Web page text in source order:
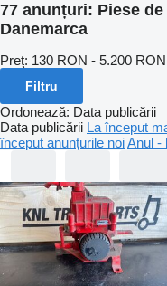
77 anunțuri: Piese
Danemarca
Preţ: 130 RON - 5.200 RON
Filtru
Ordonează: Data publicării
Data publicării La început
început anunțurile noiAnul -